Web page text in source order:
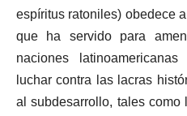
espíritus ratoniles) obedece
que ha servido para
naciones
luchar contra las lacras
al subdesarrollo, tales como